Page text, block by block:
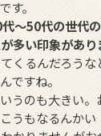
す。
〜50代の世代
多い印象があり
くるんだろうな
ですね。
うのも大きい
うもなるんかい